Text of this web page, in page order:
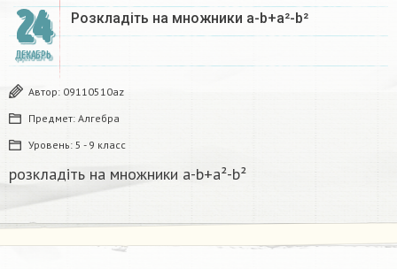
24
ДЕКАБРЬ
Розкладіть на множники а-b+a²-b²​
Автор: 09110510az
Предмет: Алгебра
Уровень: 5 - 9 класс
розкладіть на множники а-b+a²-b²​